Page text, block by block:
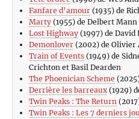
Fanfare d’amour(1935) de
Marty(1955) de Delbert Mann
Lost Highway(1997) de David
Demonlover(2002) de Olivier
Train of Events(1949) de
Crichton et Basil Dearden
The Phoenician Scheme
Derrière les barreaux(1929)
Twin Peaks : The Return
Twin Peaks : Les 7 derniers